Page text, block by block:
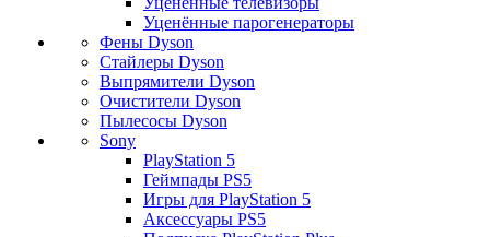
Уценённые парогенераторы
Фены Dyson
Стайлеры Dyson
Выпрямители Dyson
Очистители Dyson
Пылесосы Dyson
Sony
PlayStation 5
Геймпады PS5
Игры для PlayStation 5
Аксессуары PS5